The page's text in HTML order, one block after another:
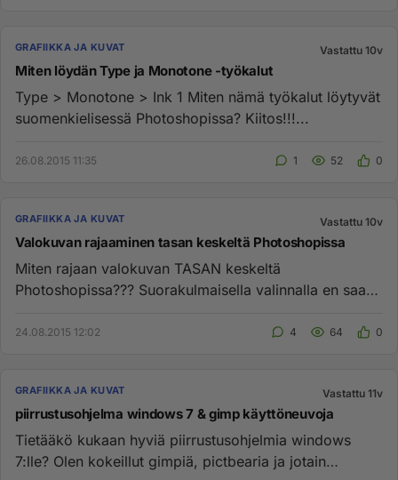
GRAFIIKKA JA KUVAT Vastattu 10v
Miten löydän Type ja Monotone -työkalut
Type > Monotone > Ink 1 Miten nämä työkalut löytyvät
suomenkielisessä Photoshopissa? Kiitos!!!...
26.08.2015 11:35 1 52 0
GRAFIIKKA JA KUVAT Vastattu 10v
Valokuvan rajaaminen tasan keskeltä Photoshopissa
Miten rajaan valokuvan TASAN keskeltä
Photoshopissa??? Suorakulmaisella valinnalla en saa
24.08.2015 12:02 4 64 0
GRAFIIKKA JA KUVAT Vastattu 11v
piirrustusohjelma windows 7 & gimp käyttöneuvoja
Tietääkö kukaan hyviä piirrustusohjelmia windows
7:lle? Olen kokeillut gimpiä, pictbearia ja jotain